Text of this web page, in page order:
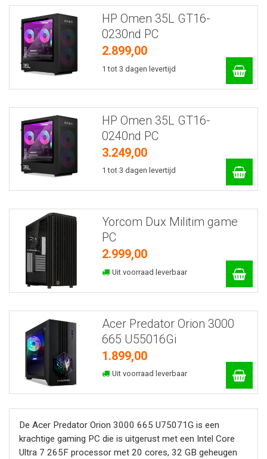
HP Omen 35L GT16-
0230nd PC
2.899,00
1 tot 3 dagen levertijd
HP Omen 35L GT16-
0240nd PC
3.249,00
1 tot 3 dagen levertijd
Yorcom Dux Militim game
PC
2.999,00
Uit voorraad leverbaar
Acer Predator Orion 3000
665 U55016Gi
1.899,00
Uit voorraad leverbaar
De Acer Predator Orion 3000 665 U75071G is een
krachtige gaming PC die is uitgerust met een Intel Core
Ultra 7 265F processor met 20 cores, 32 GB geheugen